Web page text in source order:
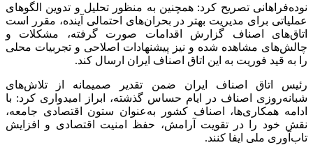
نوده‌فراهانی تصریح کرد: همچنین به منظور تحلیل و تدوین الگوهای
عملیاتی برای مدیریت بهتر در بحران‌های احتمالی آینده، مقرر است
اتاق‌های اصناف گزارش اقدامات صورت گرفته، مشکلات و
چالش‌های مشاهده شده و نیز پیشنهادات اصلاحی و تجربیات محلی
را به قید فوریت به این اتاق اصناف ایران ارسال کند.
رئیس اتاق اصناف ایران ضمن تقدیر صمیمانه از تلاش‌های
شبانه‌روزی اصناف در ایام حساس گذشته، ابراز امیدواری کرد: با
ادامه همکاری‌ها، اصناف کشور به‌عنوان ستون اقتصادی جامعه،
نقش خود را در تقویت آرامش، حفظ امنیت اقتصادی و افزایش
تاب‌آوری ملی ایفا کنند.